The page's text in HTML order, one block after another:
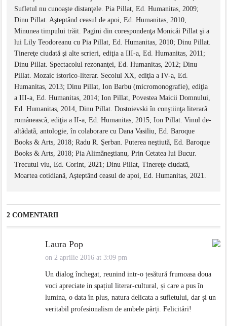
Sufletul nu cunoaşte distanţele. Pia Pillat, Ed. Humanitas, 2009;
Dinu Pillat. Aşteptând ceasul de apoi, Ed. Humanitas, 2010,
Minunea timpului trăit. Pagini din corespondenţa Monicăi Pillat şi a
lui Lily Teodoreanu cu Pia Pillat, Ed. Humanitas, 2010; Dinu Pillat.
Tinereţe ciudată şi alte scrieri, ediţia a III-a, Ed. Humanitas, 2011;
Dinu Pillat. Spectacolul rezonanţei, Ed. Humanitas, 2012; Dinu
Pillat. Mozaic istorico-literar. Secolul XX, ediţia a IV-a, Ed.
Humanitas, 2013; Dinu Pillat, Ion Barbu (micromonografie), ediţia
a III-a, Ed. Humanitas, 2014; Ion Pillat, Povestea Maicii Domnului,
Ed. Humanitas, 2014, Dinu Pillat. Dostoievski în conştiinţa literarã
româneascã, ediţia a II-a, Ed. Humanitas, 2015; Ion Pillat. Vinul de-
altãdatã, antologie, în colaborare cu Dana Vasiliu, Ed. Baroque
Books & Arts, 2018; Radu R. Şerban. Puterea neştiutã, Ed. Baroque
Books & Arts, 2018; Pia Alimãneştianu, Prin Cetatea lui Bucur.
Trecutul viu, Ed. Corint, 2021; Dinu Pillat, Tinereţe ciudatã,
Moartea cotidianã, Aşteptând ceasul de apoi, Ed. Humanitas, 2021.
2 COMENTARII
Laura Pop
on 2 aprilie 2016 at 3:09 pm
Un dialog închegat, reunind intr-o țesătură frumoasa doua
voci apreciate in spațiul literar-cultural, și care a pus în
lumina, o data în plus, natura delicata a sufletului, dar și un
veritabil profesionalism de ambele părți. Felicitări!